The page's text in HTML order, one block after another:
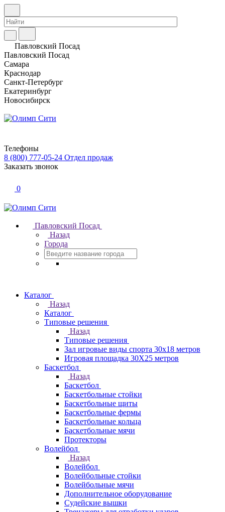
Павловский Посад
Павловский Посад
Самара
Краснодар
Санкт-Петербург
Екатеринбург
Новосибирск
Телефоны
8 (800) 777-05-24 Отдел продаж
Заказать звонок
0
Павловский Посад
Назад
Города
Каталог
Назад
Каталог
Типовые решения
Назад
Типовые решения
Зал игровые виды спорта 30x18 метров
Игровая площадка 30Х25 метров
Баскетбол
Назад
Баскетбол
Баскетбольные стойки
Баскетбольные щиты
Баскетбольные фермы
Баскетбольные кольца
Баскетбольные мячи
Протекторы
Волейбол
Назад
Волейбол
Волейбольные стойки
Волейбольные мячи
Дополнительное оборудование
Судейские вышки